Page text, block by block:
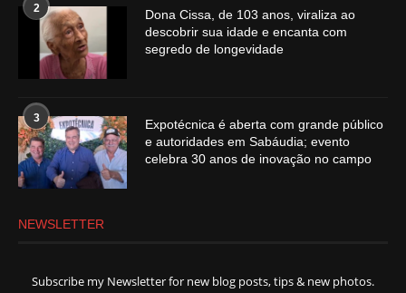
2
Dona Cissa, de 103 anos, viraliza ao
descobrir sua idade e encanta com
segredo de longevidade
3
Expotécnica é aberta com grande público
e autoridades em Sabáudia; evento
celebra 30 anos de inovação no campo
NEWSLETTER
Subscribe my Newsletter for new blog posts, tips & new photos.